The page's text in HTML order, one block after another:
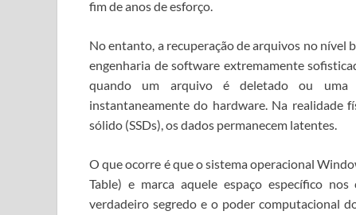
fim de anos de esforço.
No entanto, a recuperação de arquivos no nível
engenharia de software extremamente
quando um arquivo é deletado ou uma
instantaneamente do hardware. Na realidade
sólido (SSDs), os dados permanecem latentes.
O que ocorre é que o sistema operacional
Table) e marca aquele espaço específico
verdadeiro segredo e o poder computacional